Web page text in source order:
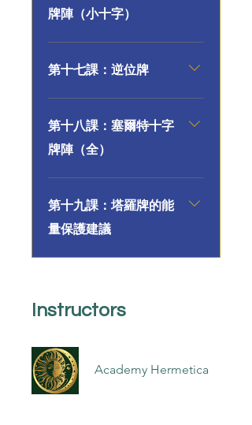
牌陣（小十字）
第十七課：逆位牌
第十八課：塞爾特十字
牌陣（全）
第十九課：塔羅牌的能
量保護建議
Instructors
Academy Hermetica